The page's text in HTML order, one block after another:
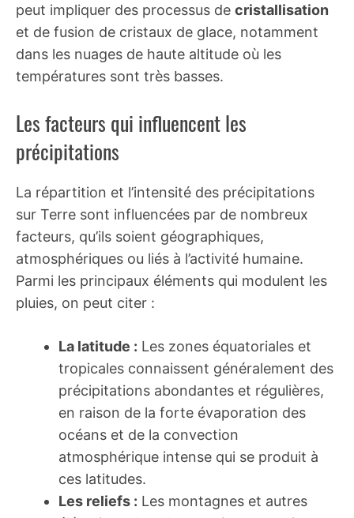
peut impliquer des processus de cristallisation
et de fusion de cristaux de glace, notamment
dans les nuages de haute altitude où les
températures sont très basses.
Les facteurs qui influencent les
précipitations
La répartition et l’intensité des précipitations
sur Terre sont influencées par de nombreux
facteurs, qu’ils soient géographiques,
atmosphériques ou liés à l’activité humaine.
Parmi les principaux éléments qui modulent les
pluies, on peut citer :
La latitude : Les zones équatoriales et
tropicales connaissent généralement des
précipitations abondantes et régulières,
en raison de la forte évaporation des
océans et de la convection
atmosphérique intense qui se produit à
ces latitudes.
Les reliefs : Les montagnes et autres